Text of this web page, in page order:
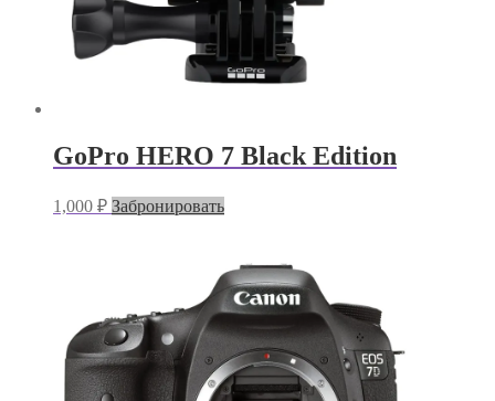
GoPro HERO 7 Black Edition
1,000 ₽ Забронировать